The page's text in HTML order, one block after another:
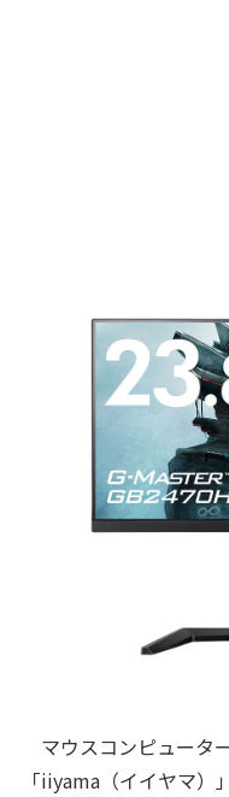
マウスコンピュータ
「iiyama（イイヤマ